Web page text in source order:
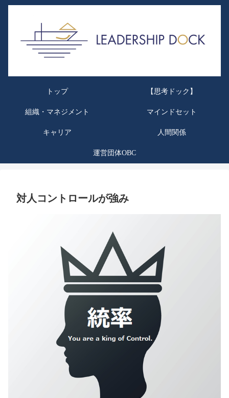
トップ 【思考ドック】
組織・マネジメント マインドセット
キャリア 人間関係
運営団体OBC
対人コントロールが強み